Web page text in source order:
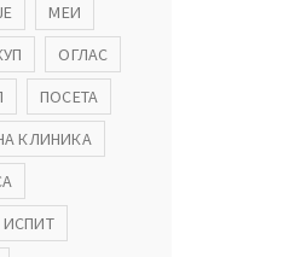
МЕИ
ОГЛАС
ПОСЕТА
КЛИНИКА